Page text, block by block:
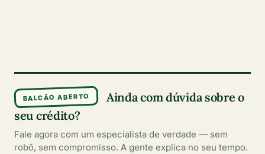
BALCÃO ABERTO
Ainda com dúvida sobre o
seu crédito?
Fale agora com um especialista de verdade — sem
robô, sem compromisso. A gente explica no seu tempo.